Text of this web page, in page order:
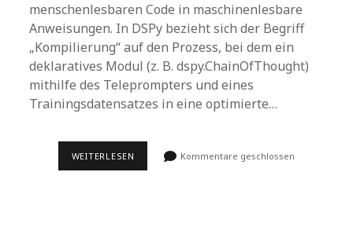
menschenlesbaren Code in maschinenlesbare
Anweisungen. In DSPy bezieht sich der Begriff
„Kompilierung“ auf den Prozess, bei dem ein
deklaratives Modul (z. B. dspy.ChainOfThought)
mithilfe des Teleprompters und eines
Trainingsdatensatzes in eine optimierte…
WEITERLESEN Kommentare geschlossen